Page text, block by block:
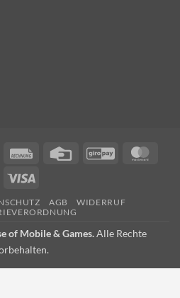
Cash
Pickup
Rechung
Credit
GiroPay
AGB
WIDERRUF
of Mobile & Games.Alle Rechte